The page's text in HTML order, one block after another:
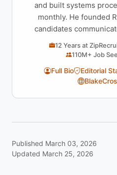
and built systems
monthly. He founded
candidates
12 Years at
110M+ Job
Full Bio Editorial
Published March 03, 2026
Updated March 25, 2026